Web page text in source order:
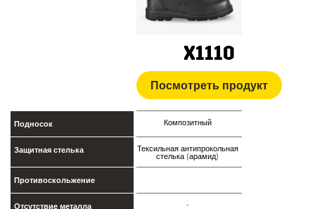
X1110
Посмотреть продукт
Подносок Композитный
Защитная стелька
Тексильная антипрокольная
стелька (арамид)
Противоскольжение
Отсутствие металла -